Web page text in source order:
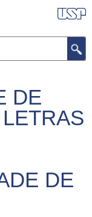
DE
DE